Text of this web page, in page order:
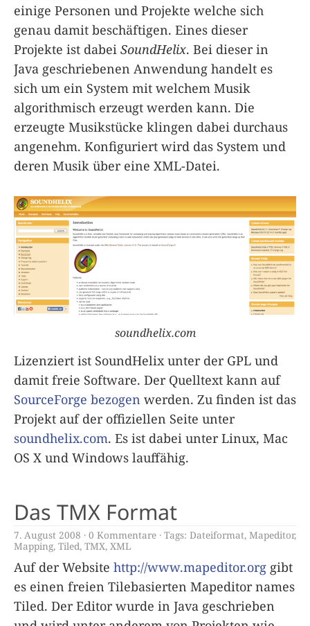
einige Personen und Projekte welche sich
genau damit beschäftigen. Eines dieser
Projekte ist dabei SoundHelix. Bei dieser in
Java geschriebenen Anwendung handelt es
sich um ein System mit welchem Musik
algorithmisch erzeugt werden kann. Die
erzeugte Musikstücke klingen dabei durchaus
angenehm. Konfiguriert wird das System und
deren Musik über eine XML-Datei.
soundhelix.com
Lizenziert ist SoundHelix unter der GPL und
damit freie Software. Der Quelltext kann auf
SourceForge bezogen werden. Zu finden ist das
Projekt auf der offiziellen Seite unter
soundhelix.com. Es ist dabei unter Linux, Mac
OS X und Windows lauffähig.
Das TMX Format
7. August 2008 0 Kommentare Tags: Dateiformat, Mapeditor,
Mapping, Tiled, TMX, XML
Auf der Website http://www.mapeditor.org gibt
es einen freien Tilebasierten Mapeditor names
Tiled. Der Editor wurde in Java geschrieben